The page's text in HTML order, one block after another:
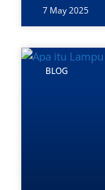
7 May 2025
BLOG